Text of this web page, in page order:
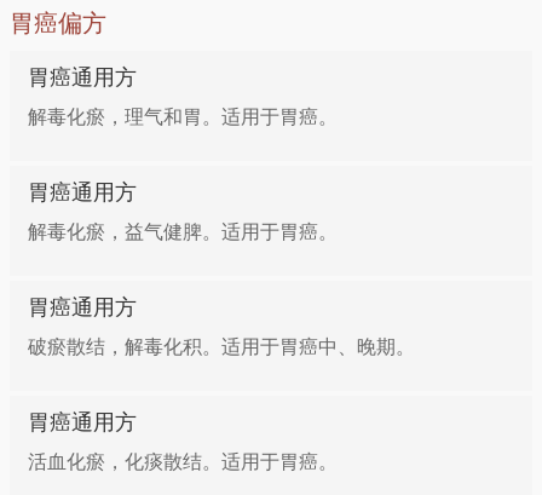
胃癌偏方
胃癌通用方
解毒化瘀，理气和胃。适用于胃癌。
胃癌通用方
解毒化瘀，益气健脾。适用于胃癌。
胃癌通用方
破瘀散结，解毒化积。适用于胃癌中、晚期。
胃癌通用方
活血化瘀，化痰散结。适用于胃癌。